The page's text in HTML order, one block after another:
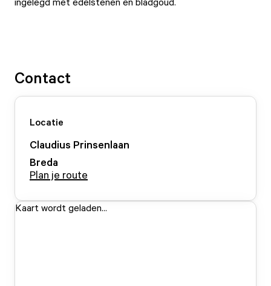
Contact
Locatie
Claudius Prinsenlaan
Breda
Plan je route
Kaart wordt geladen...